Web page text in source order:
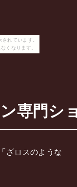
れています。
くなります。
専門シ
ざロスのような